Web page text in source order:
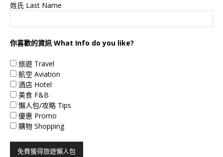
姓氏 Last Name
你喜歡的資訊 What Info do you like?
旅遊 Travel
航空 Aviation
酒店 Hotel
美食 F&B
懶人包/攻略 Tips
優惠 Promo
購物 Shopping